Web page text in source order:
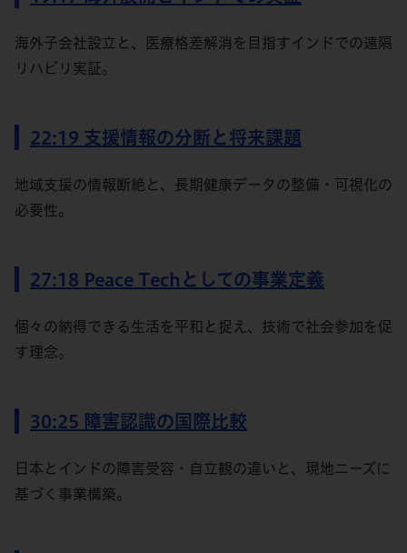
海外子会社設立と、医療格差解消を目指すインドでの遠隔
リハビリ実証。
22:19 支援情報の分断と将来課題
地域支援の情報断絶と、長期健康データの整備・可視化の
必要性。
27:18 Peace Techとしての事業定義
個々の納得できる生活を平和と捉え、技術で社会参加を促
す理念。
30:25 障害認識の国際比較
日本とインドの障害受容・自立観の違いと、現地ニーズに
基づく事業構築。